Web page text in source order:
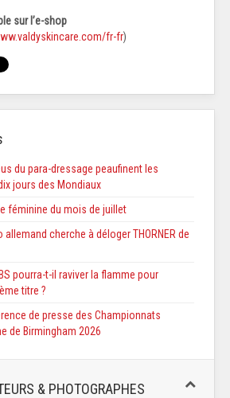
sur l’e-shop
fr-fr)
du para-dressage peaufinent les
jours des Mondiaux
féminine du mois de juillet
allemand cherche à déloger THORNER de
pourra-t-il raviver la flamme pour
titre ?
de presse des Championnats
de Birmingham 2026
& PHOTOGRAPHES